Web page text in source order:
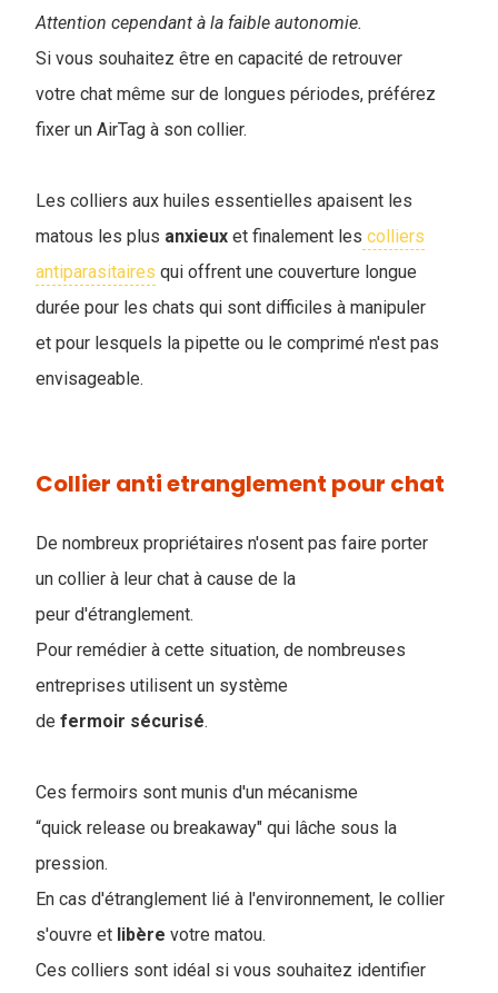
Attention cependant à la faible autonomie.
Si vous souhaitez être en capacité de retrouver
votre chat même sur de longues périodes, préférez
fixer un AirTag à son collier.
Les colliers aux huiles essentielles apaisent les
matous les plus anxieux et finalement les colliers
antiparasitaires qui offrent une couverture longue
durée pour les chats qui sont difficiles à manipuler
et pour lesquels la pipette ou le comprimé n'est pas
envisageable.
Collier anti etranglement pour chat
De nombreux propriétaires n'osent pas faire porter
un collier à leur chat à cause de la
peur d'étranglement.
Pour remédier à cette situation, de nombreuses
entreprises utilisent un système
de fermoir sécurisé.
Ces fermoirs sont munis d'un mécanisme
“quick release ou breakaway" qui lâche sous la
pression.
En cas d'étranglement lié à l'environnement, le collier
s'ouvre et libère votre matou.
Ces colliers sont idéal si vous souhaitez identifier